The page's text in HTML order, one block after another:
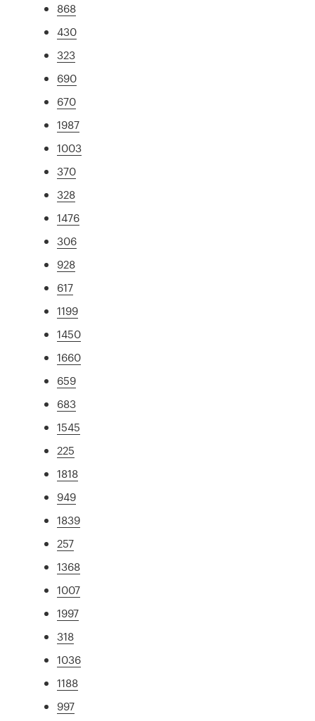
868
430
323
690
670
1987
1003
370
328
1476
306
928
617
1199
1450
1660
659
683
1545
225
1818
949
1839
257
1368
1007
1997
318
1036
1188
997